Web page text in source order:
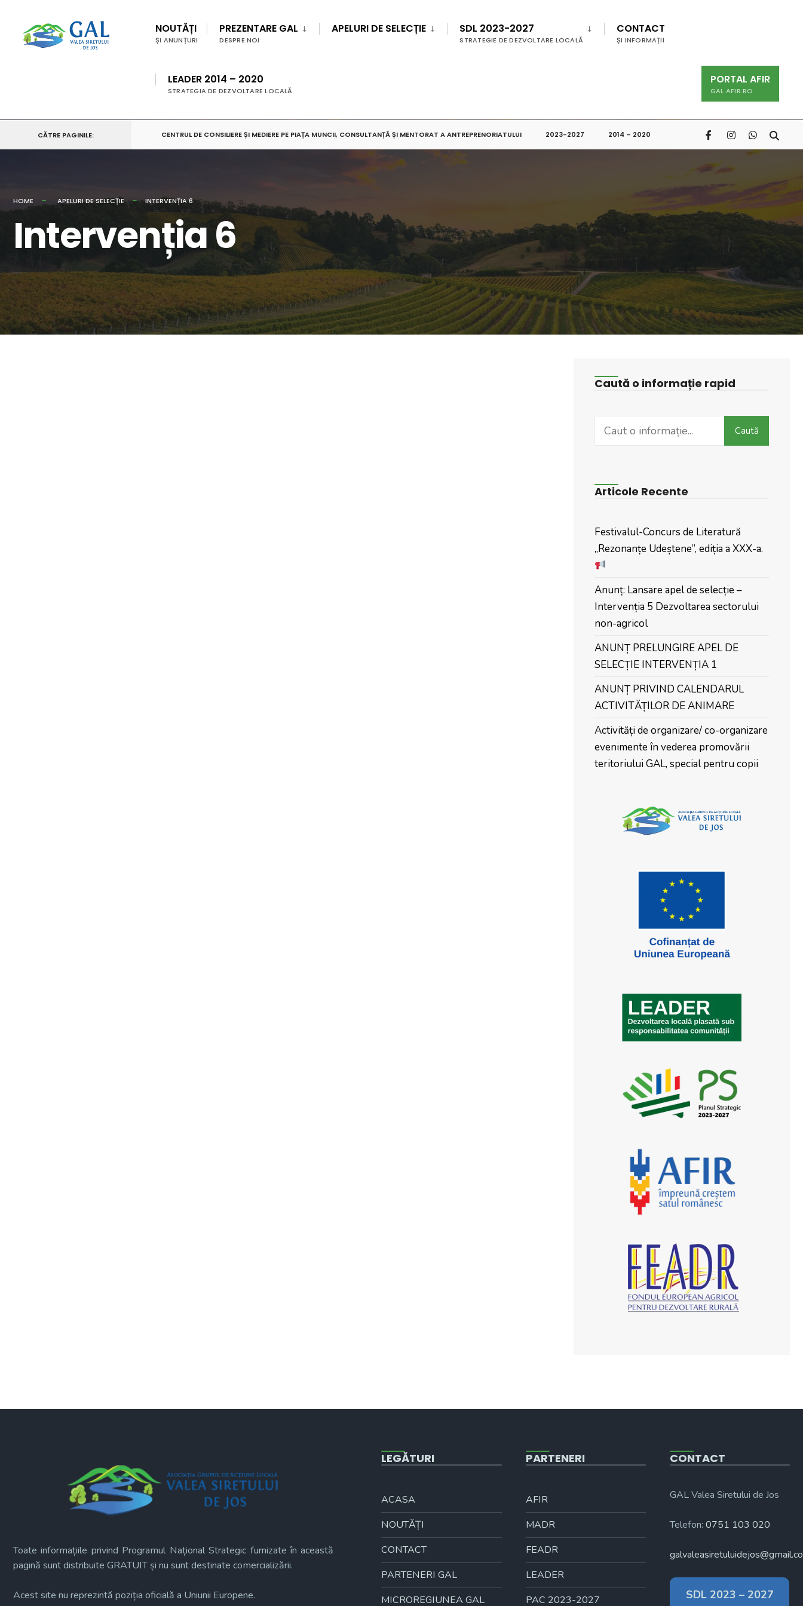
content
NOUTĂȚI
ȘI ANUNȚURI
PREZENTARE GAL
DESPRE NOI
APELURI DE SELECȚIE SDL 2023-2027
STRATEGIE DE DEZVOLTARE LOCALĂ
CONTACT
ȘI INFORMAȚII
LEADER 2014 – 2020
STRATEGIA DE DEZVOLTARE LOCALĂ
PORTAL AFIR
GAL.AFIR.RO
CĂTRE PAGINILE: CENTRUL DE CONSILIERE ȘI MEDIERE PE PIAȚA MUNCII, CONSULTANȚĂ ȘI MENTORAT A ANTREPRENORIATULUI 2023-2027 2014 – 2020
HOME APELURI DE SELECȚIE INTERVENȚIA 6
Intervenția 6
Caută o informație rapid
Search
Caută
Articole Recente
Festivalul-Concurs de Literatură
„Rezonanțe Udeștene”, ediția a XXX-a.
Anunț: Lansare apel de selecție –
Intervenția 5 Dezvoltarea sectorului
non-agricol
ANUNȚ PRELUNGIRE APEL DE
SELECȚIE INTERVENȚIA 1
ANUNȚ PRIVIND CALENDARUL
ACTIVITĂȚILOR DE ANIMARE
Activități de organizare/ co-organizare
evenimente în vederea promovării
teritoriului GAL, special pentru copii
Toate informațiile privind Programul Național Strategic furnizate în această
pagină sunt distribuite GRATUIT și nu sunt destinate comercializării.
Acest site nu reprezintă poziția oficială a Uniunii Europene.
LEGĂTURI
ACASA
NOUTĂȚI
CONTACT
PARTENERI GAL
MICROREGIUNEA GAL
PARTENERI
AFIR
MADR
FEADR
LEADER
PAC 2023-2027
CONTACT
GAL Valea Siretului de Jos
Telefon: 0751 103 020
SDL 2023 – 2027